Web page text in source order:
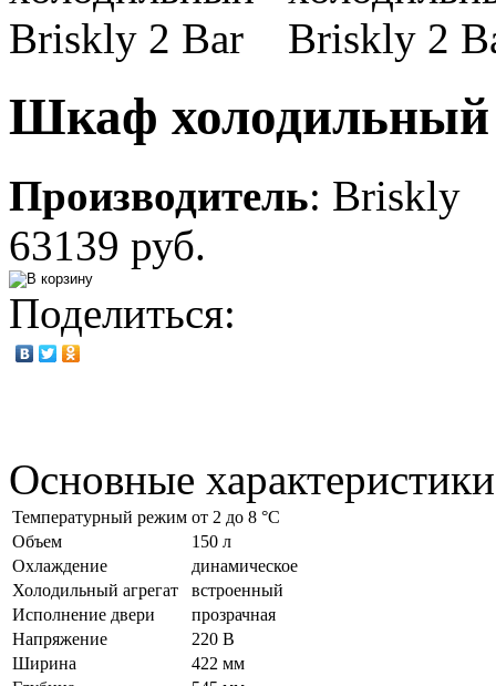
Шкаф
Производитель: Briskly
63139 руб.
Поделиться:
Основные характеристики
Температурный режим от 2 до 8 °C
Объем
150 л
Охлаждение
динамическое
Холодильный агрегат
встроенный
Исполнение двери
прозрачная
Напряжение
220 В
Ширина
422 мм